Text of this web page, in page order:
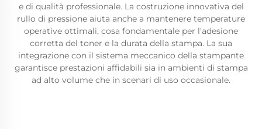
e di qualità professionale. La costruzione innovativa del
rullo di pressione aiuta anche a mantenere temperature
operative ottimali, cosa fondamentale per l'adesione
corretta del toner e la durata della stampa. La sua
integrazione con il sistema meccanico della stampante
garantisce prestazioni affidabili sia in ambienti di stampa
ad alto volume che in scenari di uso occasionale.